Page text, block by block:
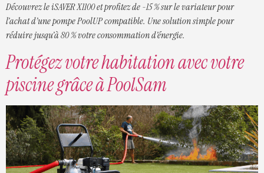
Découvrez le iSAVER X1100 et profitez de -15 % sur le variateur pour
l’achat d’une pompe PoolUP compatible. Une solution simple pour
réduire jusqu’à 80 % votre consommation d’énergie.
Protégez votre habitation avec votre
piscine grâce à PoolSam